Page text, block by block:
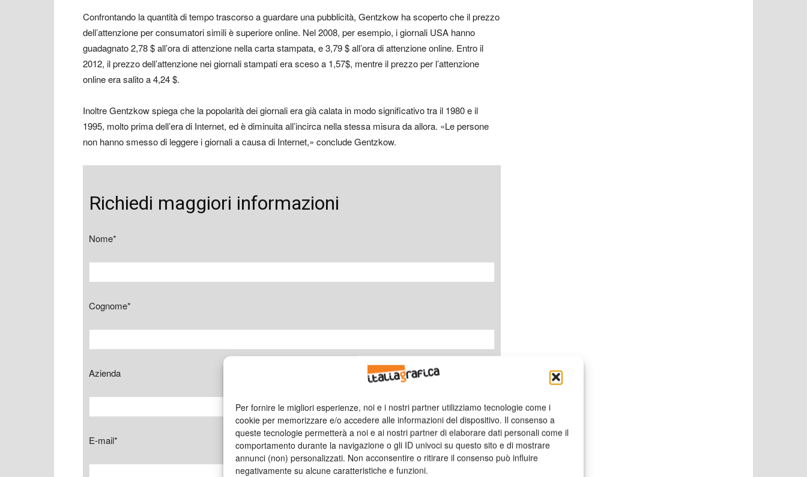
Per fornire le migliori esperienze, noi e i nostri partner utilizziamo tecnologie come i
cookie per memorizzare e/o accedere alle informazioni del dispositivo. Il consenso a
queste tecnologie permetterà a noi e ai nostri partner di elaborare dati personali come il
comportamento durante la navigazione o gli ID univoci su questo sito e di mostrare
annunci (non) personalizzati. Non acconsentire o ritirare il consenso può influire
negativamente su alcune caratteristiche e funzioni.
Confrontando la quantità di tempo trascorso a guardare una pubblicità, Gentzkow ha scoperto che il prezzo
dell’attenzione per consumatori simili è superiore online. Nel 2008, per esempio, i giornali USA hanno
guadagnato 2,78 $ all’ora di attenzione nella carta stampata, e 3,79 $ all’ora di attenzione online. Entro il
2012, il prezzo dell’attenzione nei giornali stampati era sceso a 1,57$, mentre il prezzo per l’attenzione
online era salito a 4,24 $.
Inoltre Gentzkow spiega che la popolarità dei giornali era già calata in modo significativo tra il 1980 e il
1995, molto prima dell’era di Internet, ed è diminuita all’incirca nella stessa misura da allora. «Le persone
non hanno smesso di leggere i giornali a causa di Internet,» conclude Gentzkow.
Richiedi maggiori informazioni
Nome*
Cognome*
Azienda
E-mail*